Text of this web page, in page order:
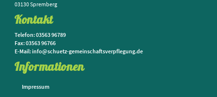
03130 Spremberg
Kontakt
Telefon: 03563 96789
Fax: 03563 96766
E-Mail: info@schuetz-gemeinschaftsverpflegung.de
Informationen
Impressum